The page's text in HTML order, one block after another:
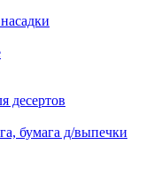
десертов
бумага д/выпечки